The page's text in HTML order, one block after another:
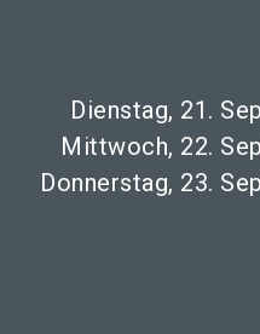
Dienstag, 21.
Mittwoch, 22.
Donnerstag, 23.